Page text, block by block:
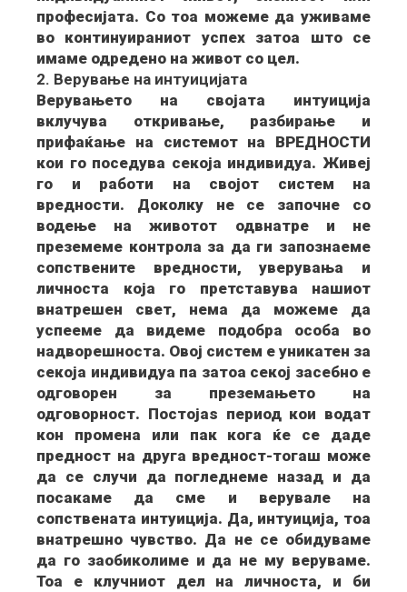
професијата. Со тоа можеме да уживаме
во континуираниот успех затоа што се
имаме одредено на живот со цел.
2. Верување на интуицијата
Верувањето на својата интуиција
вклучува откривање, разбирање и
прифаќање на системот на ВРЕДНОСТИ
кои го поседува секоја индивидуа. Живеј
го и работи на својот систем на
вредности. Доколку не се започне со
водење на животот одвнатре и не
преземеме контрола за да ги запознаеме
сопствените вредности, уверувања и
личноста која го претставува нашиот
внатрешен свет, нема да можеме да
успееме да видеме подобра особа во
надворешноста. Овој систем е уникатен за
секоја индивидуа па затоа секој засебно е
одговорен за преземањето на
одговорност. Постојаѕ период кои водат
кон промена или пак кога ќе се даде
предност на друга вредност-тогаш може
да се случи да погледнеме назад и да
посакаме да сме и верувале на
сопствената интуиција. Да, интуиција, тоа
внатрешно чувство. Да не се обидуваме
да го заобиколиме и да не му веруваме.
Тоа е клучниот дел на личноста, и би